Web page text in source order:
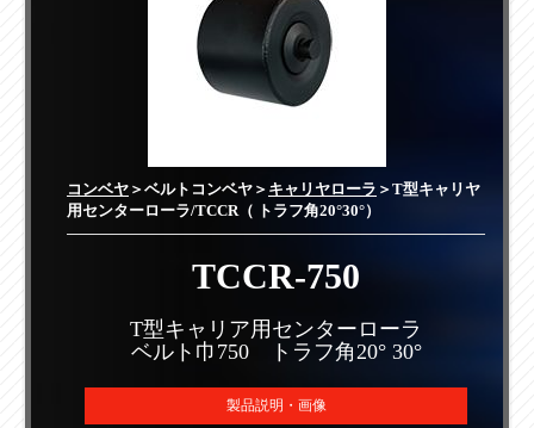
コンベヤ ＞ベルトコンベヤ＞ キャリヤローラ ＞T型キャリヤ
用センターローラ/TCCR（ トラフ角20°30°）
TCCR-750
T型キャリア用センターローラ
ベルト巾750 トラフ角20° 30°
製品説明・画像